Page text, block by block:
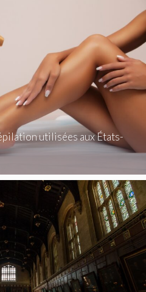
utilisées aux États-